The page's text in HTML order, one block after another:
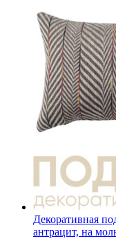
Декоративная
антрацит, на